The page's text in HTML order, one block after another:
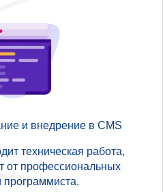
и внедрение в CMS
техническая работа,
от профессиональных